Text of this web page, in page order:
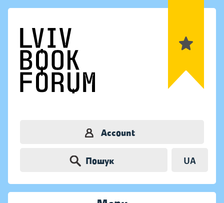
Account
Пошук UA